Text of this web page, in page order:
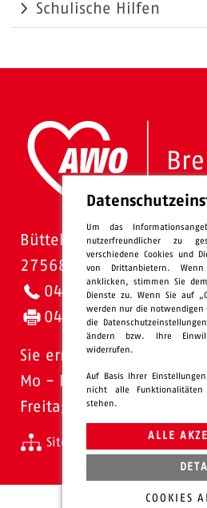
Schulische Hilfen
Bütteler Straße 1
27568 Bremerhaven
0471 - 95 47-0
0471 - 95 47-120
Sie erreichen uns:
Mo - Do: 08.00 - 16.00
Freitags 08.00 - 13.00
Sitemap Impressum
Um das
nutzerfreundlicher zu
verschiedene Cookies und
von Drittanbietern.
anklicken, stimmen Sie
Dienste zu. Wenn Sie auf
werden nur die notwendigen
die
ändern bzw. Ihre
widerrufen.
Auf Basis Ihrer
nicht alle
stehen.
ALLE
COOKIES